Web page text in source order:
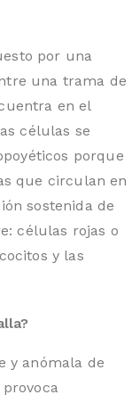
por una
una trama de
en el
células se
porque
que circulan en
sostenida de
células rojas o
y las
y anómala de